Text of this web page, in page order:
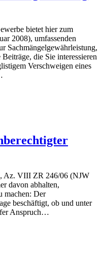
bietet hier zum
2008), umfassenden
Sachmängelgewährleistung,
die Sie interessieren
Verschweigen eines
Az. VIII ZR 246/06 (NJW
davon abhalten,
machen: Der
beschäftigt, ob und unter
Anspruch…